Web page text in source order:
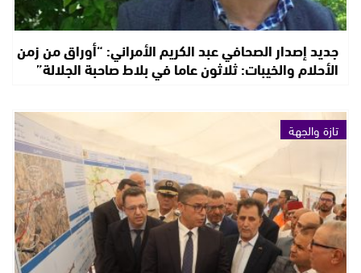
جديد إصدار الصحافي عبد الكريم الأمراني: “أوراق من زمن
الأحلام والخيبات: ثلاثون عاما في بلاط صاحبة الجلالة”
تازة والجهة